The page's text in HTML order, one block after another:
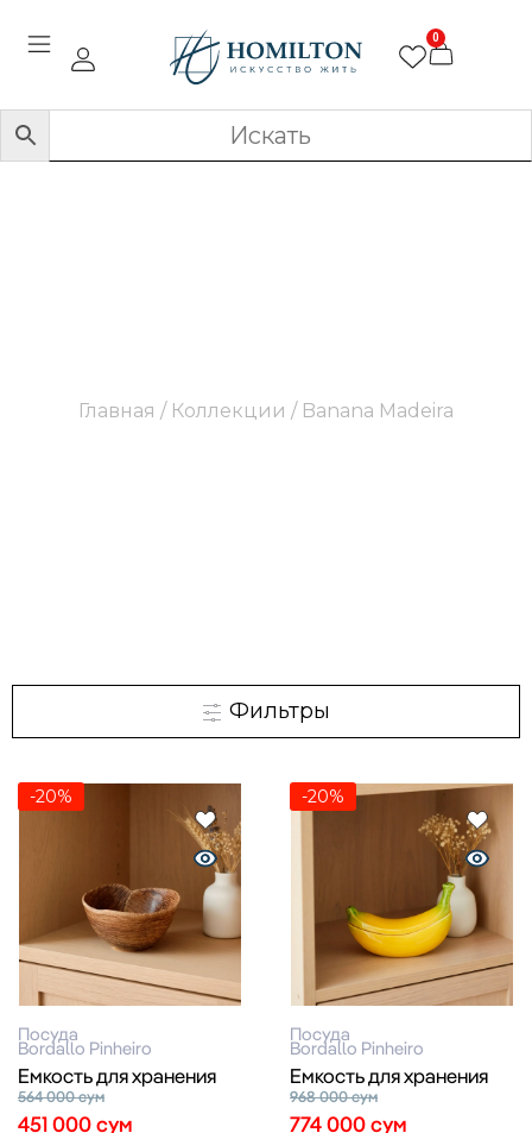
0
Главная / Коллекции / Banana Madeira
Фильтры
-20%
Посуда
Bordallo Pinheiro
Емкость для хранения
564 000сум
451 000сум
-20%
Посуда
Bordallo Pinheiro
Емкость для хранения
968 000сум
774 000сум